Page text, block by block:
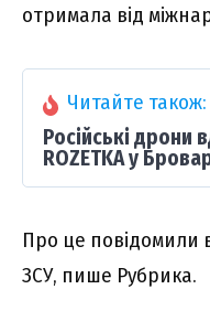
отримала від
Читайте також:
Російські дрони
ROZETKA у
Про це повідомили
ЗСУ, пише Рубрика.